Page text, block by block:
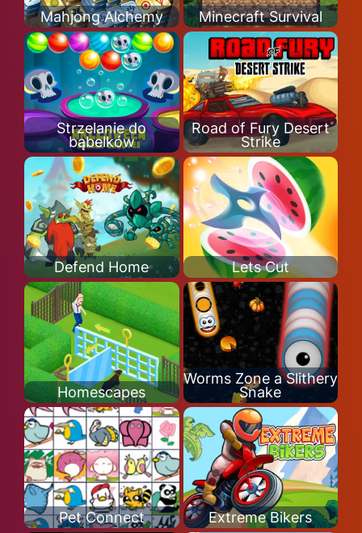
Mahjong Alchemy Minecraft Survival
Strzelanie do
bąbelków
Road of Fury Desert
Strike
Defend Home Lets Cut
Homescapes
Worms Zone a Slithery
Snake
Pet Connect Extreme Bikers